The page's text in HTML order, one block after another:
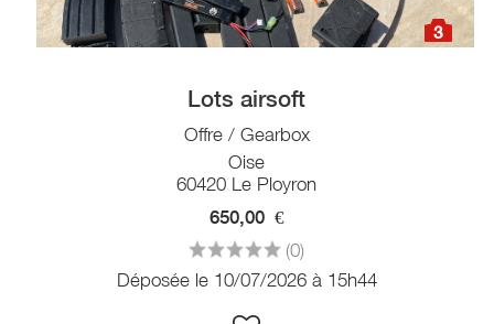
3
Lots airsoft
Offre / Gearbox
Oise
60420 Le Ployron
650,00 €
(0)
Déposée le 10/07/2026 à 15h44